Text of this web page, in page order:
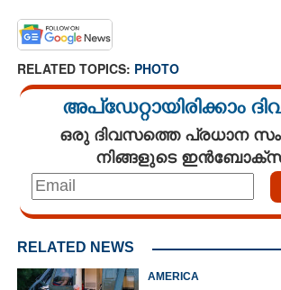
RELATED TOPICS: PHOTO
അപ്ഡേറ്റായിരിക്കാം
ഒരു ദിവസത്തെ പ്രധാന
നിങ്ങളുടെ
RELATED NEWS
AMERICA